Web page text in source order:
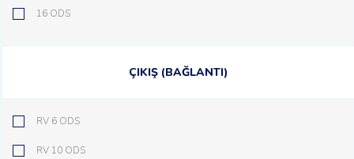
16 ODS
ÇIKIŞ (BAĞLANTI)
RV 6 ODS
RV 10 ODS